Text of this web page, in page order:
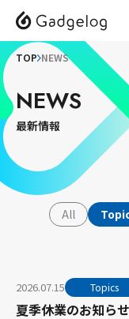
TOP NEWS
NEWS
最新情報
All
2026.07.15 Topics
夏季休業のお知らせ